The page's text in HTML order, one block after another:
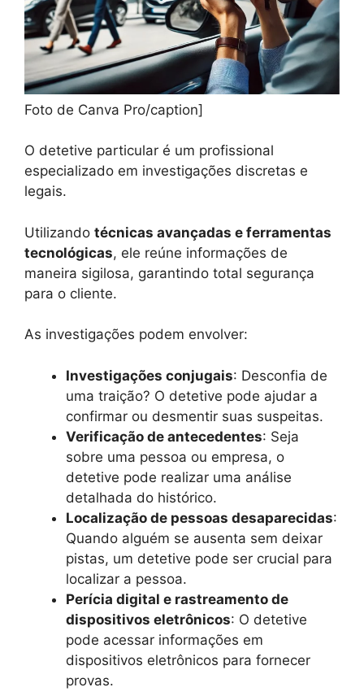
Foto de Canva Pro/caption]
O detetive particular é um profissional
especializado em investigações discretas e
legais.
Utilizando técnicas avançadas e ferramentas
tecnológicas, ele reúne informações de
maneira sigilosa, garantindo total segurança
para o cliente.
As investigações podem envolver:
Investigações conjugais: Desconfia de
uma traição? O detetive pode ajudar a
confirmar ou desmentir suas suspeitas.
Verificação de antecedentes: Seja
sobre uma pessoa ou empresa, o
detetive pode realizar uma análise
detalhada do histórico.
Localização de pessoas desaparecidas:
Quando alguém se ausenta sem deixar
pistas, um detetive pode ser crucial para
localizar a pessoa.
Perícia digital e rastreamento de
dispositivos eletrônicos: O detetive
pode acessar informações em
dispositivos eletrônicos para fornecer
provas.